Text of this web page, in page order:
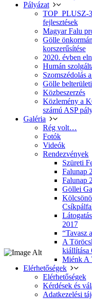
Pályázat
TOP_PLUSZ-
fejlesztések
Magyar Falu
Gölle
korszerűsítése
2020. évben
Humán
Szomszédolás
Gölle
Közbeszerzés
Közlemény a
számú ASP
Galéria
Rég volt…
Fotók
Videók
Rendezvények
Szüreti
Falunap
Falunap
Göllei
2017
“Tavasz
A
kiállítása
Miénk A
Elérhetőségek
Elérhetőségek
Kérdések és
Adatkezelési